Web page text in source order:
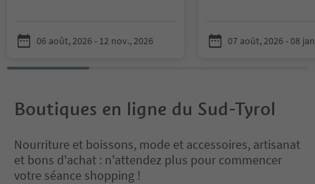
to update your outfit.
06 août, 2026 - 12 nov., 2026
via Otto Huber.
stalls with clothes,
07 août, 2026 - 08
Boutiques en ligne du Sud-Tyrol
Nourriture et boissons, mode et accessoires, artisanat
et bons d'achat : n'attendez plus pour commencer
votre séance shopping !